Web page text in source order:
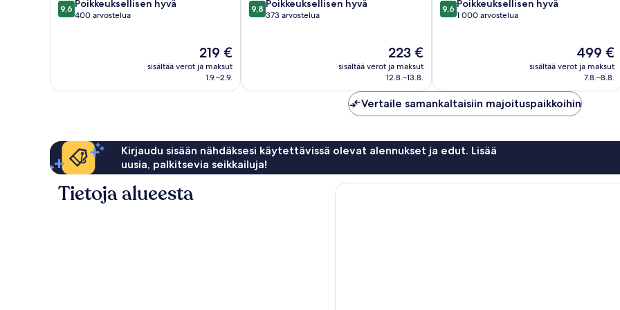
9.6
kautta
9,6 Poikkeuksellisen hyvä
400 arvostelua
Hinta
on
219 €
219 €
sisältää verot ja maksut
1.9.–2.9.
9.8
kautta
9,8 Poikkeuksellisen hyvä
373 arvostelua
Hinta
on
223 €
223 €
sisältää verot ja maksut
12.8.–13.8.
9.6
kautta
9,6 Poikkeuksellisen hyvä
1 000 arvostelua
Hinta
on
499 €
499 €
sisältää verot ja maksut
7.8.–8.8.
Vertaile samankaltaisiin majoituspaikkoihin
Kirjaudu sisään nähdäksesi käytettävissä olevat alennukset ja edut. Lisää
uusia, palkitsevia seikkailuja!
Tietoja alueesta